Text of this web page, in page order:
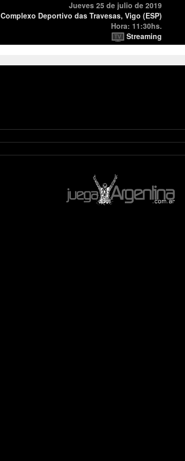
Jueves 25 de julio de 2019
Complexo Deportivo das Travesas, Vigo (ESP)
Hora: 11:30hs.
Streaming